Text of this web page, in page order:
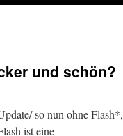
und schön?
so nun ohne Flash*,
ist eine